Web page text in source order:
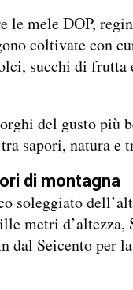
le mele DOP,
coltivate con
succhi di frutta
del gusto più
sapori, natura e
di montagna
soleggiato
metri d’altezza,
dal Seicento per